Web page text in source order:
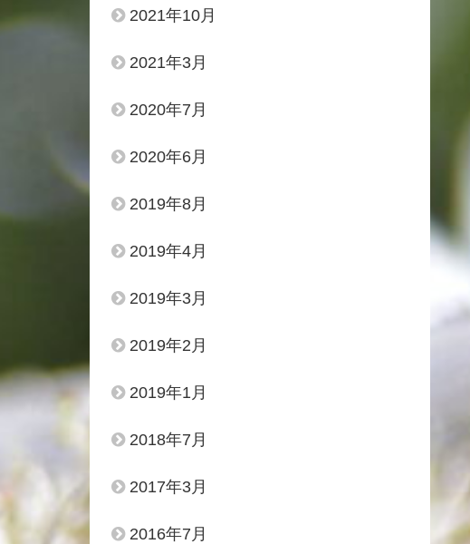
2021年10月
2021年3月
2020年7月
2020年6月
2019年8月
2019年4月
2019年3月
2019年2月
2019年1月
2018年7月
2017年3月
2016年7月